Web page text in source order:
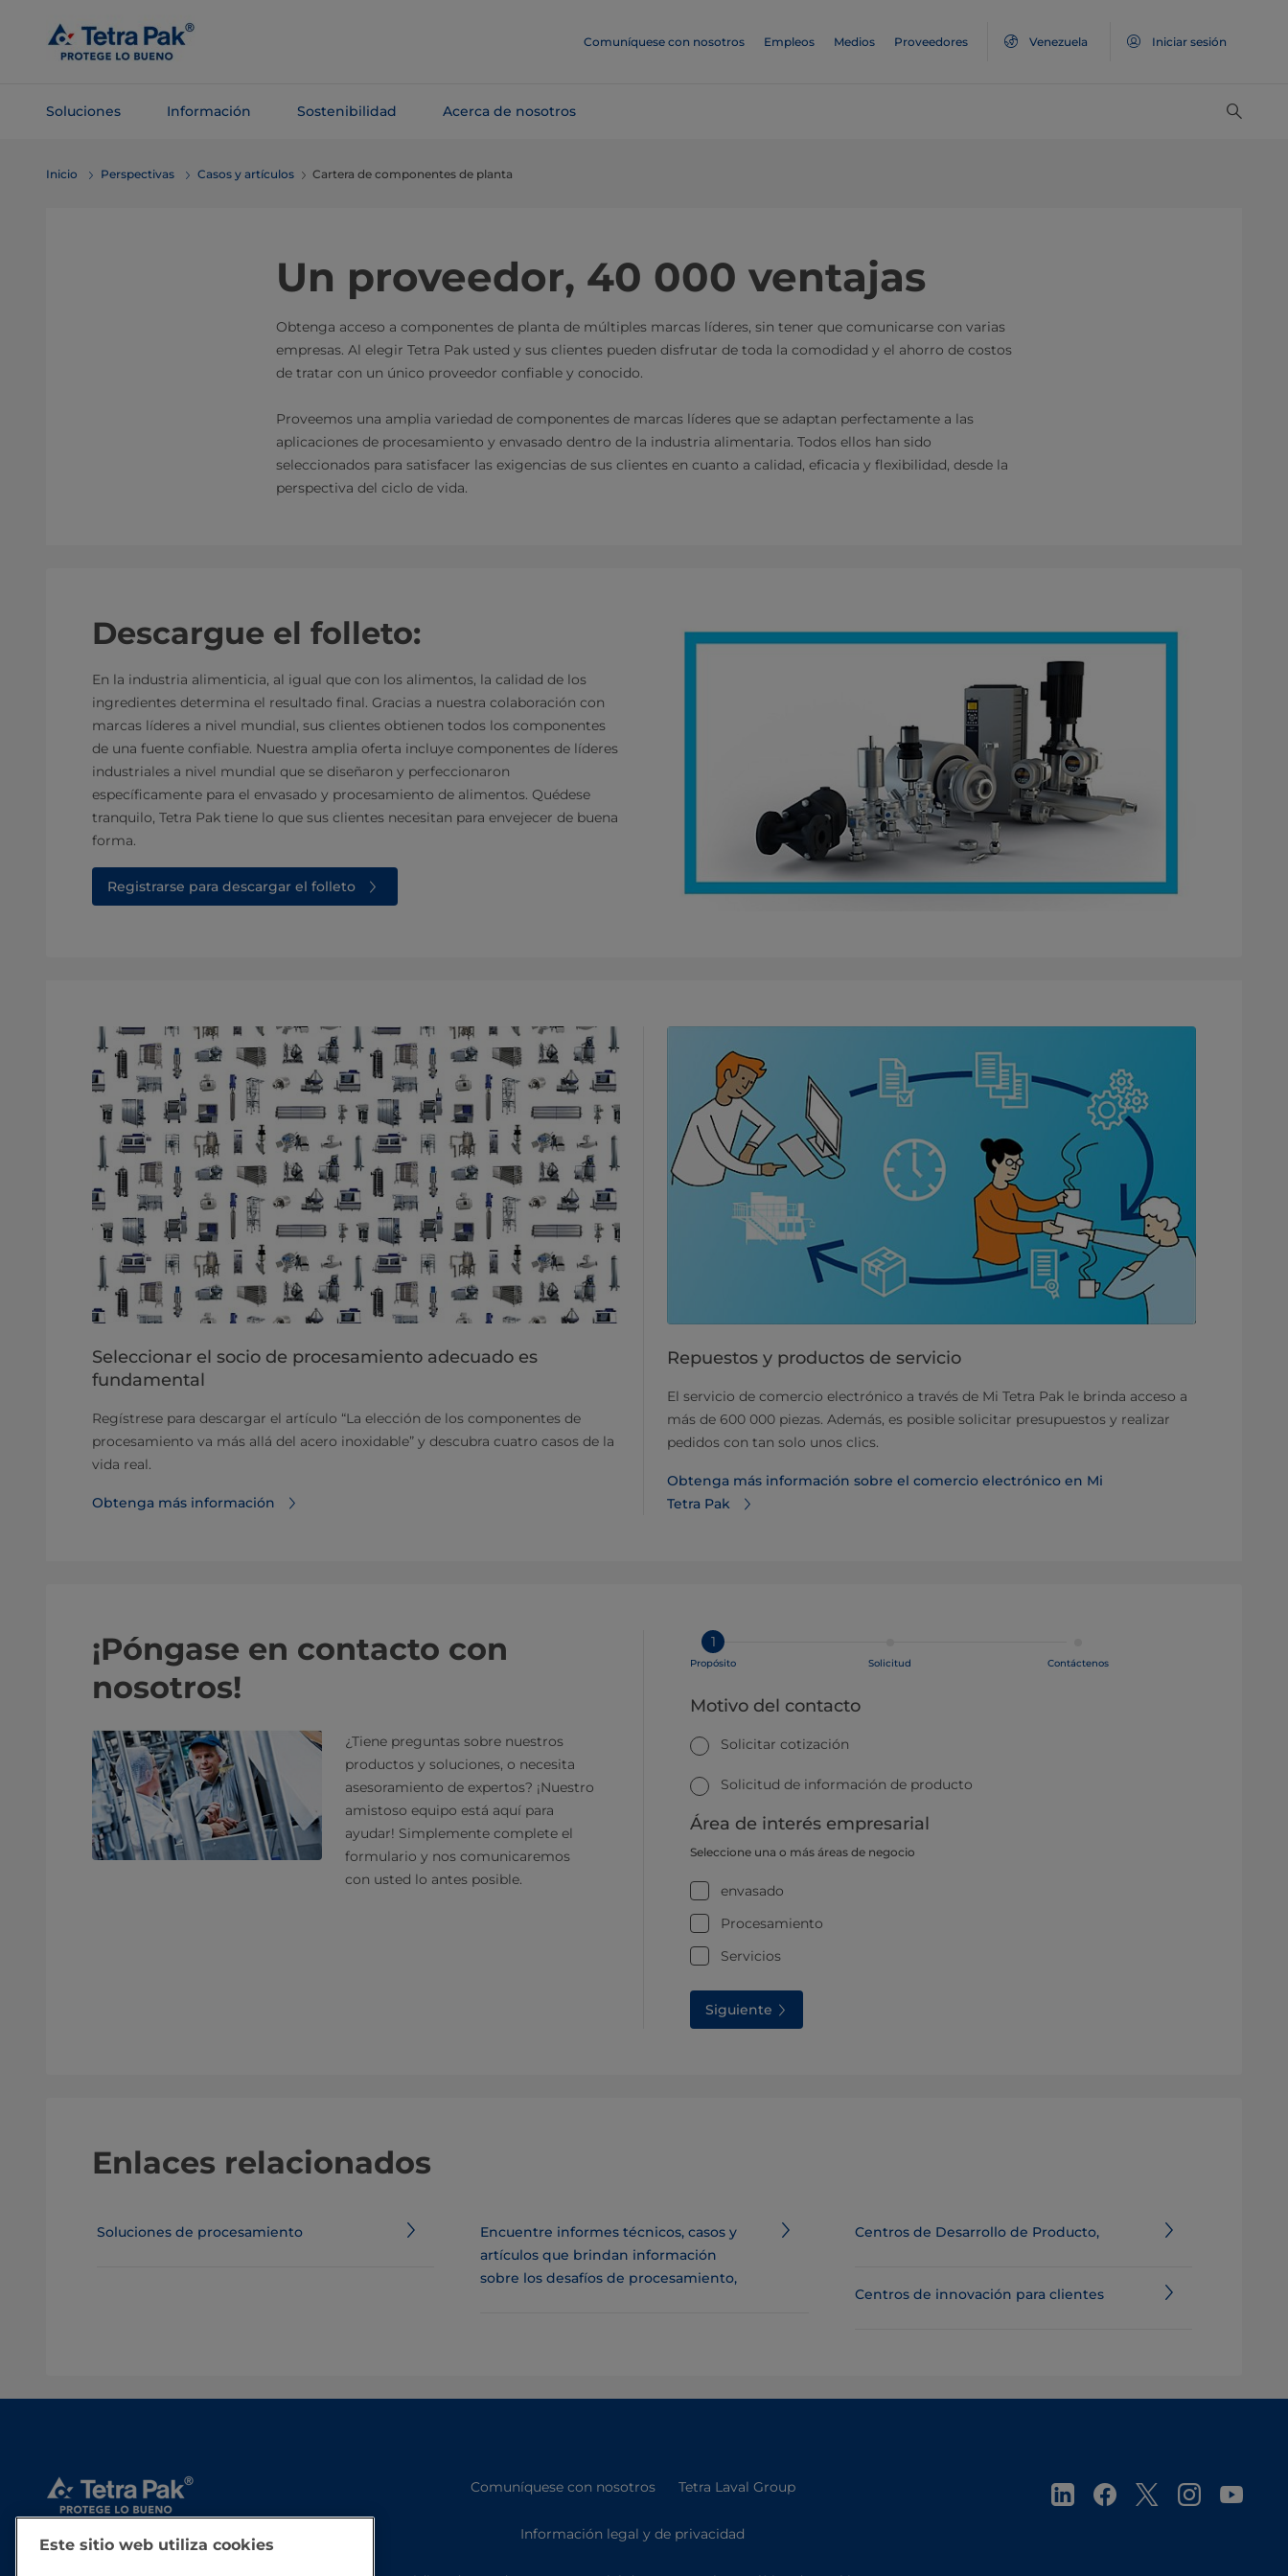
contenido
principal
Comuníquese con nosotros Empleos Medios Proveedores Venezuela Iniciar sesión
Soluciones Información Sostenibilidad Acerca de nosotros
navegación
Inicio Perspectivas Casos y artículos Cartera de componentes de planta
Un proveedor, 40 000 ventajas
Obtenga acceso a componentes de planta de múltiples marcas líderes, sin tener que comunicarse con varias
empresas. Al elegir Tetra Pak usted y sus clientes pueden disfrutar de toda la comodidad y el ahorro de costos
de tratar con un único proveedor confiable y conocido.
Proveemos una amplia variedad de componentes de marcas líderes que se adaptan perfectamente a las
aplicaciones de procesamiento y envasado dentro de la industria alimentaria. Todos ellos han sido
seleccionados para satisfacer las exigencias de sus clientes en cuanto a calidad, eficacia y flexibilidad, desde la
perspectiva del ciclo de vida.
Descargue el folleto:
En la industria alimenticia, al igual que con los alimentos, la calidad de los
ingredientes determina el resultado final. Gracias a nuestra colaboración con
marcas líderes a nivel mundial, sus clientes obtienen todos los componentes
de una fuente confiable. Nuestra amplia oferta incluye componentes de líderes
industriales a nivel mundial que se diseñaron y perfeccionaron
específicamente para el envasado y procesamiento de alimentos. Quédese
tranquilo, Tetra Pak tiene lo que sus clientes necesitan para envejecer de buena
forma.
Registrarse para descargar el folleto
Seleccionar el socio de procesamiento adecuado es
fundamental
Regístrese para descargar el artículo “La elección de los componentes de
procesamiento va más allá del acero inoxidable” y descubra cuatro casos de la
vida real.
Obtenga más información
Repuestos y productos de servicio
El servicio de comercio electrónico a través de Mi Tetra Pak le brinda acceso a
más de 600 000 piezas. Además, es posible solicitar presupuestos y realizar
pedidos con tan solo unos clics.
Obtenga más información sobre el comercio electrónico en Mi
Tetra Pak
¡Póngase en contacto con
nosotros!
¿Tiene preguntas sobre nuestros
productos y soluciones, o necesita
asesoramiento de expertos? ¡Nuestro
amistoso equipo está aquí para
ayudar! Simplemente complete el
formulario y nos comunicaremos
con usted lo antes posible.
1
Propósito Solicitud Contáctenos
Motivo del contacto
Solicitar cotización
Solicitud de información de producto
Área de interés empresarial
Seleccione una o más áreas de negocio
envasado
Procesamiento
Servicios
Siguiente
Enlaces relacionados
Soluciones de procesamiento
Encuentre informes técnicos, casos y
artículos que brindan información
sobre los desafíos de procesamiento,
Centros de Desarrollo de Producto,
Centros de innovación para clientes
Comuníquese con nosotros Tetra Laval Group
Información legal y de privacidad
Este sitio web utiliza cookies